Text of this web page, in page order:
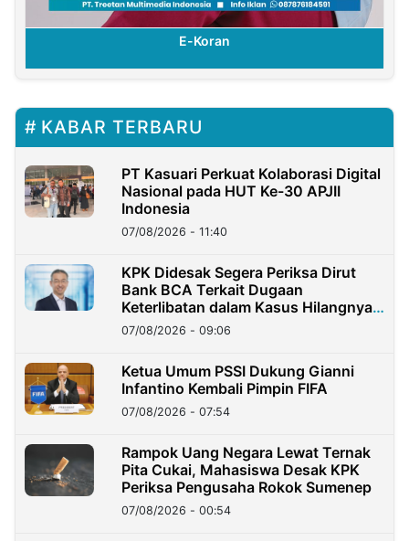
E-Koran
KABAR TERBARU
PT Kasuari Perkuat Kolaborasi Digital
Nasional pada HUT Ke-30 APJII
Indonesia
07/08/2026 - 11:40
KPK Didesak Segera Periksa Dirut
Bank BCA Terkait Dugaan
Keterlibatan dalam Kasus Hilangnya
Dana Nasabah Rp2,58 Miliar
07/08/2026 - 09:06
Ketua Umum PSSI Dukung Gianni
Infantino Kembali Pimpin FIFA
07/08/2026 - 07:54
Rampok Uang Negara Lewat Ternak
Pita Cukai, Mahasiswa Desak KPK
Periksa Pengusaha Rokok Sumenep
07/08/2026 - 00:54